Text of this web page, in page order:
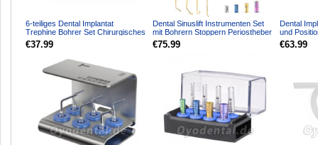
6-teiliges Dental Implantat
Trephine Bohrer Set Chirurgisches
Instrumentenkit
€37.99
Dental Sinuslift Instrumenten Set
mit Bohrern Stoppern Periostheber
€75.99
Dental
und
€63.99